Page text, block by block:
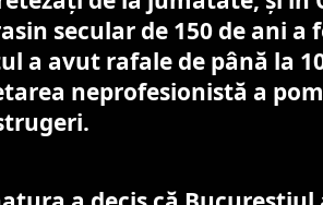
secular de 150 de ani a
a avut rafale de până la
neprofesionistă a